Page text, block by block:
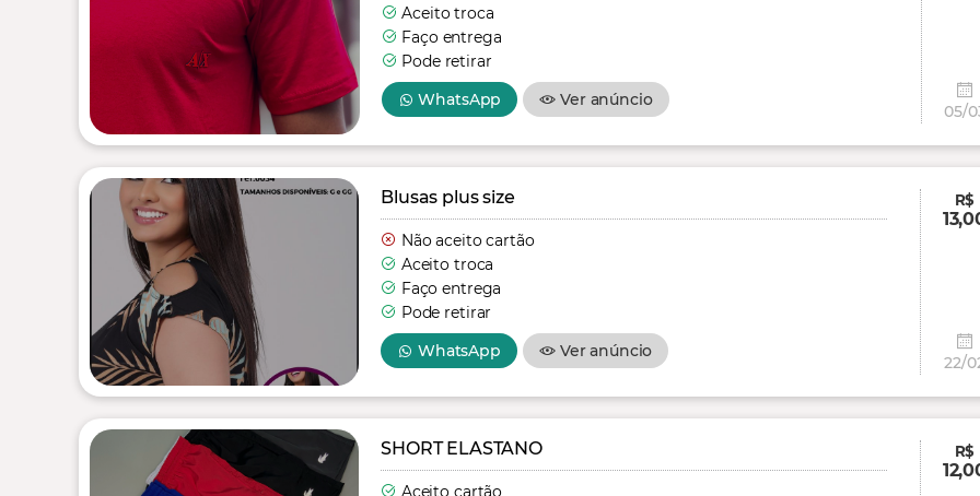
Aceito troca
Faço entrega
Pode retirar
WhatsApp
Ver anúncio
05/
Blusas plus size
Não aceito cartão
Aceito troca
Faço entrega
Pode retirar
WhatsApp
Ver anúncio
R$
22/
SHORT ELASTANO
Aceito cartão
R$